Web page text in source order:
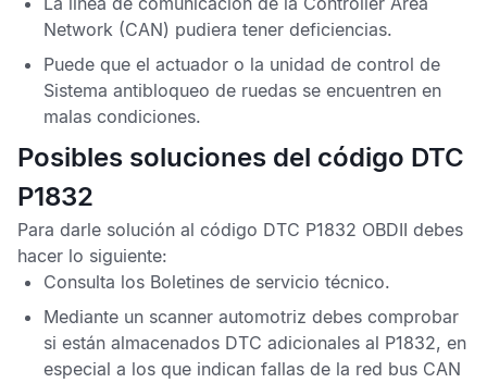
Network (CAN) pudiera tener deficiencias.
Puede que el actuador o la unidad de control de
Sistema antibloqueo de ruedas se encuentren en
malas condiciones.
Posibles soluciones del código DTC
P1832
Para darle solución al código DTC P1832 OBDII debes
hacer lo siguiente:
Consulta los Boletines de servicio técnico.
Mediante un scanner automotriz debes comprobar
si están almacenados DTC adicionales al P1832, en
especial a los que indican fallas de la red bus CAN